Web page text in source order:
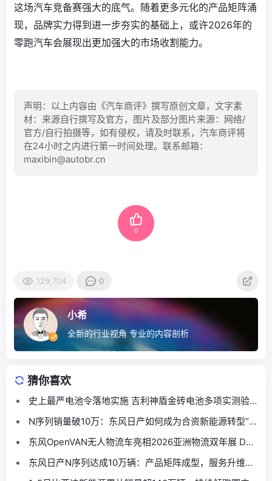
这场汽车竞备赛强大的底气。随着更多元化的产品矩阵涌
现，品牌实力得到进一步夯实的基础上，或许2026年的
零跑汽车会展现出更加强大的市场收割能力。
声明：以上内容由《汽车商评》撰写原创文章，文字素
材：来源自行撰写及官方，图片及部分图片来源：网络/
官方/自行拍摄等，如有侵权，请及时联系，汽车商评将
在24小时之内进行第一时间处理。联系邮箱：
maxibin@autobr.cn
0
129,704 0
小希
全新的行业视角 专业的内容剖析
猜你喜欢
史上最严电池令落地实施 吉利神盾金砖电池多项实测验
证“又快又好又安全”
N序列销量破10万：东风日产如何成为合资新能源转型“范
本”
东风OpenVAN无人物流车亮相2026亚洲物流双年展 DF-
8现身物流数智化创新展示区
东风日产N序列达成10万辆：产品矩阵成型，服务升维构
建转型新路径